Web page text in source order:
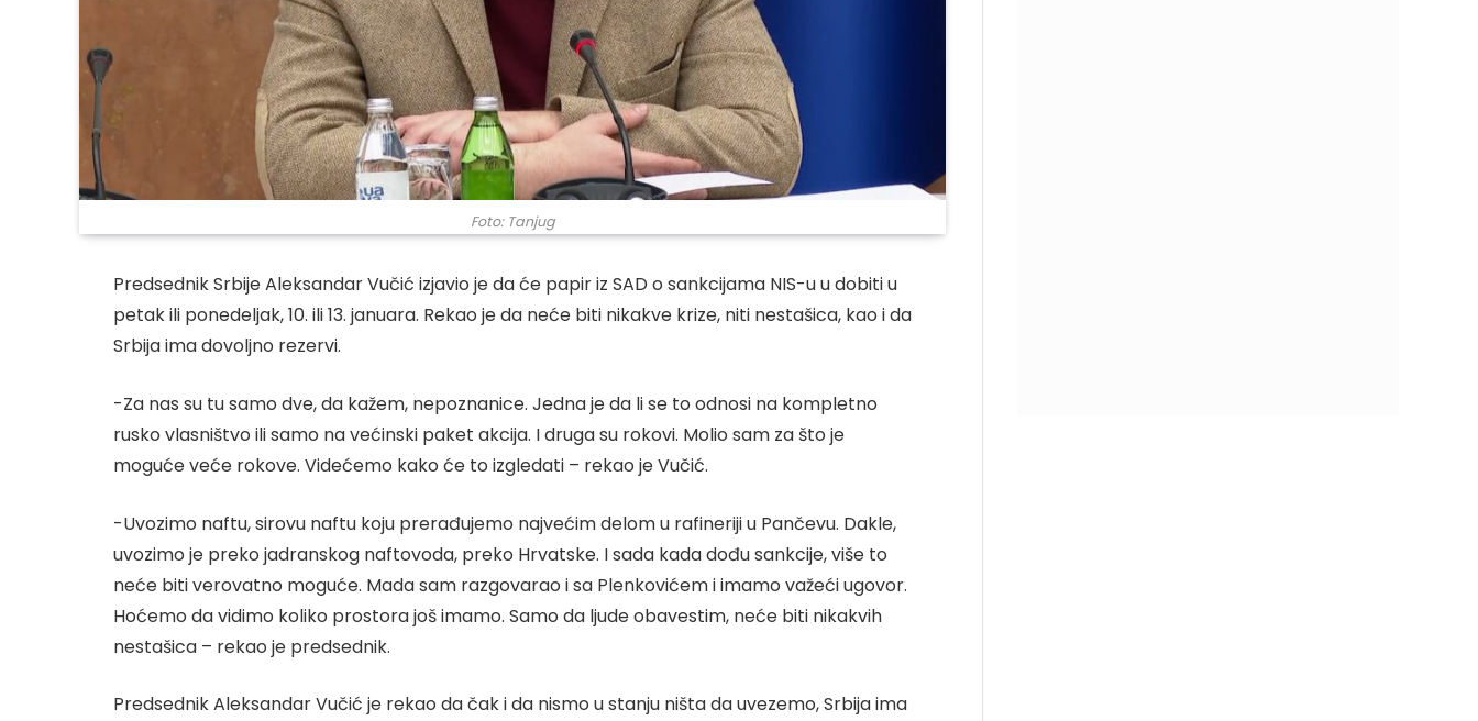
Foto: Tanjug
Predsednik Srbije Aleksandar Vučić izjavio je da će papir iz SAD o sankcijama NIS-u u dobiti u
petak ili ponedeljak, 10. ili 13. januara. Rekao je da neće biti nikakve krize, niti nestašica, kao i da
Srbija ima dovoljno rezervi.
-Za nas su tu samo dve, da kažem, nepoznanice. Jedna je da li se to odnosi na kompletno
rusko vlasništvo ili samo na većinski paket akcija. I druga su rokovi. Molio sam za što je
moguće veće rokove. Videćemo kako će to izgledati – rekao je Vučić.
-Uvozimo naftu, sirovu naftu koju prerađujemo najvećim delom u rafineriji u Pančevu. Dakle,
uvozimo je preko jadranskog naftovoda, preko Hrvatske. I sada kada dođu sankcije, više to
neće biti verovatno moguće. Mada sam razgovarao i sa Plenkovićem i imamo važeći ugovor.
Hoćemo da vidimo koliko prostora još imamo. Samo da ljude obavestim, neće biti nikakvih
nestašica – rekao je predsednik.
Predsednik Aleksandar Vučić je rekao da čak i da nismo u stanju ništa da uvezemo, Srbija ima